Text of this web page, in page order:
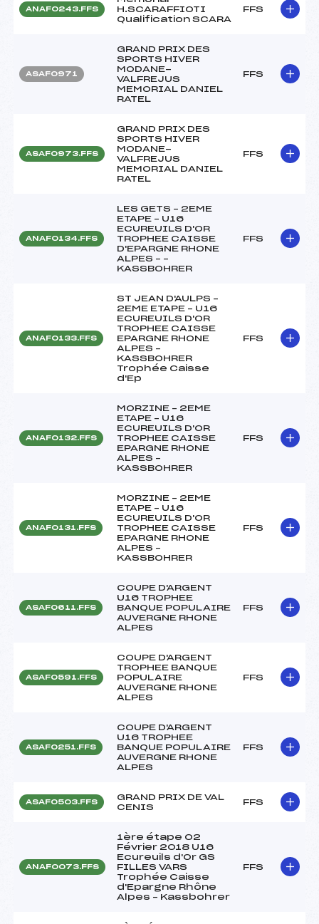
ANAF0243.FFS
H.SCARAFFIOTI
Qualification SCARA
FFS
ASAF0971
GRAND PRIX DES
SPORTS HIVER
MODANE-
VALFREJUS
MEMORIAL DANIEL
RATEL
FFS
ASAF0973.FFS
GRAND PRIX DES
SPORTS HIVER
MODANE-
VALFREJUS
MEMORIAL DANIEL
RATEL
FFS
ANAF0134.FFS
LES GETS – 2EME
ETAPE – U16
ECUREUILS D'OR
TROPHEE CAISSE
D'EPARGNE RHONE
ALPES – –
KASSBOHRER
FFS
ANAF0133.FFS
ST JEAN D'AULPS –
2EME ETAPE – U16
ECUREUILS D'OR
TROPHEE CAISSE
EPARGNE RHONE
ALPES –
KASSBOHRER
Trophée Caisse
d'Ep
FFS
ANAF0132.FFS
MORZINE – 2EME
ETAPE – U16
ECUREUILS D'OR
TROPHEE CAISSE
EPARGNE RHONE
ALPES –
KASSBOHRER
FFS
ANAF0131.FFS
MORZINE – 2EME
ETAPE – U16
ECUREUILS D'OR
TROPHEE CAISSE
EPARGNE RHONE
ALPES –
KASSBOHRER
FFS
ASAF0611.FFS
COUPE D'ARGENT
U16 TROPHEE
BANQUE POPULAIRE
AUVERGNE RHONE
ALPES
FFS
ASAF0591.FFS
COUPE D'ARGENT
TROPHEE BANQUE
POPULAIRE
AUVERGNE RHONE
ALPES
FFS
ASAF0251.FFS
COUPE D'ARGENT
U16 TROPHEE
BANQUE POPULAIRE
AUVERGNE RHONE
ALPES
FFS
ASAF0503.FFS
GRAND PRIX DE VAL
CENIS
FFS
ANAF0073.FFS
1ère étape 02
Février 2018 U16
Ecureuils d'Or GS
FILLES VARS
Trophée Caisse
d'Epargne Rhône
Alpes – Kassbohrer
FFS